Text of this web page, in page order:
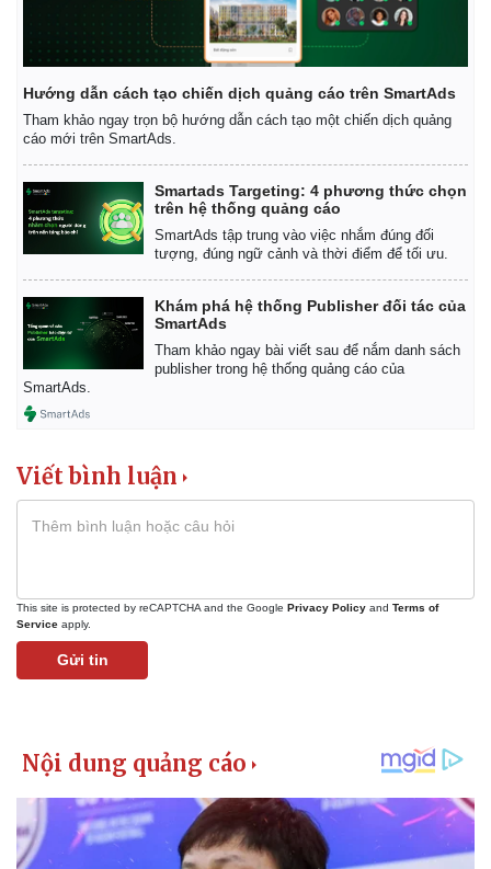
Tin nóng
Tư vấn luật
Vũ khí
Việt Nam
Phân tích
Hướng dẫn cách tạo chiến dịch quảng cáo trên SmartAds
Tham khảo ngay trọn bộ hướng dẫn cách tạo một chiến dịch quảng
cáo mới trên SmartAds.
Smartads Targeting: 4 phương thức chọn
trên hệ thống quảng cáo
SmartAds tập trung vào việc nhắm đúng đối
tượng, đúng ngữ cảnh và thời điểm để tối ưu.
Khám phá hệ thống Publisher đối tác của
SmartAds
Tham khảo ngay bài viết sau để nắm danh sách
publisher trong hệ thống quảng cáo của
SmartAds.
Viết bình luận
This site is protected by reCAPTCHA and the Google Privacy Policy and Terms of
Service apply.
Gửi tin